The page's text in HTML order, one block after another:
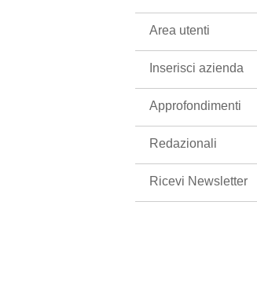
Area utenti
Inserisci azienda
Approfondimenti
Redazionali
Ricevi Newsletter